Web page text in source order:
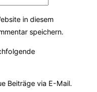
in diesem
speichern.
Beiträge via E-Mail.